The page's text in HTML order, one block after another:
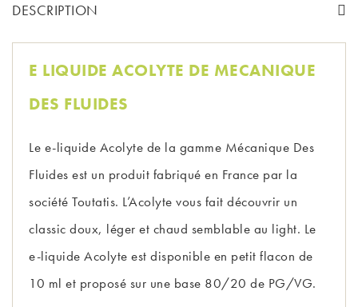
DESCRIPTION
E LIQUIDE ACOLYTE DE MECANIQUE
DES FLUIDES
Le e-liquide Acolyte de la gamme Mécanique Des
Fluides est un produit fabriqué en France par la
société Toutatis. L’Acolyte vous fait découvrir un
classic doux, léger et chaud semblable au light. Le
e-liquide Acolyte est disponible en petit flacon de
10 ml et proposé sur une base 80/20 de PG/VG.